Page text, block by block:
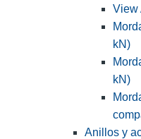
View
kN)
kN)
Anillos y